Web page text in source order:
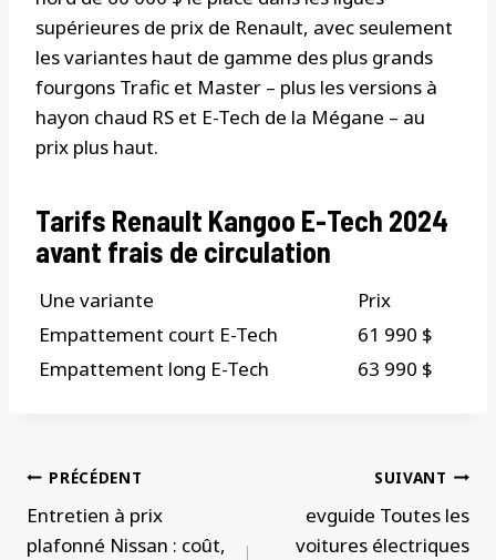
supérieures de prix de Renault, avec seulement
les variantes haut de gamme des plus grands
fourgons Trafic et Master – plus les versions à
hayon chaud RS et E-Tech de la Mégane – au
prix plus haut.
Tarifs Renault Kangoo E-Tech 2024
avant frais de circulation
Une variante
Prix
Empattement court E-Tech
61 990 $
Empattement long E-Tech
63 990 $
Navigation
de
l’article
PRÉCÉDENT
Entretien à prix
plafonné Nissan : coût,
SUIVANT
evguide Toutes les
voitures électriques